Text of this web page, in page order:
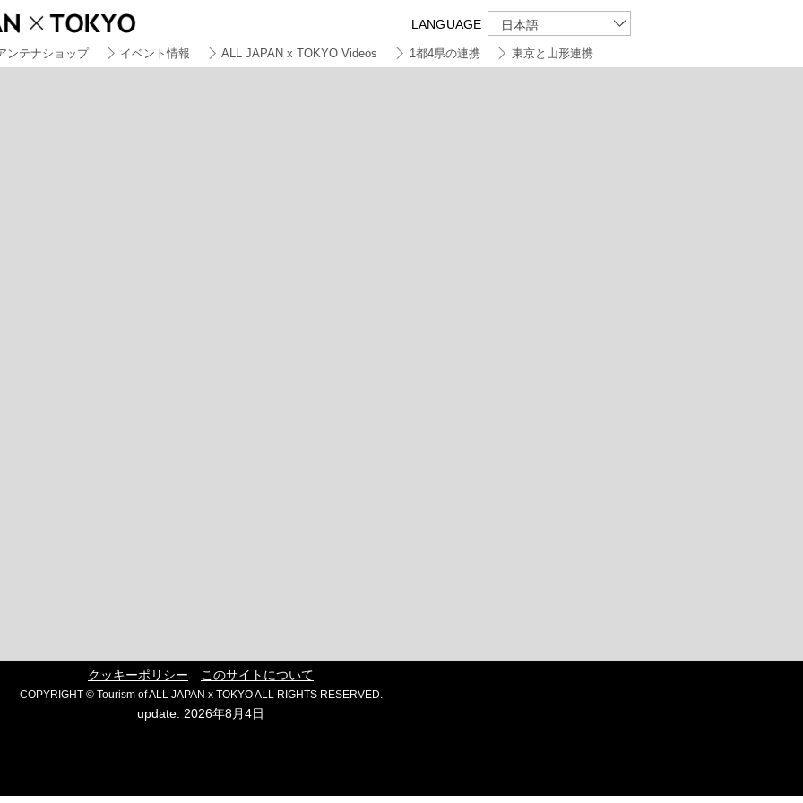
LANGUAGE 日本語
ンテナショップ イベント情報 ALL JAPAN x TOKYO Videos 1都4県の連携 東京と山形連携
クッキーポリシー このサイトについて
COPYRIGHT © Tourism of ALL JAPAN x TOKYO ALL RIGHTS RESERVED.
update: 2026年8月4日